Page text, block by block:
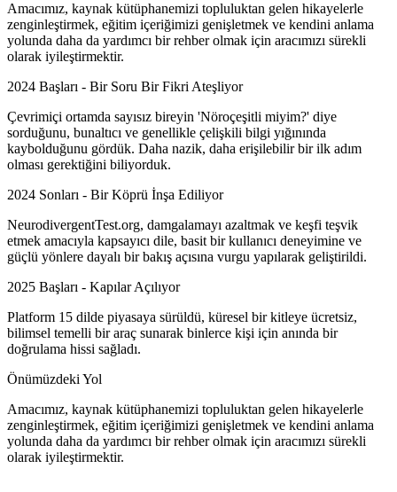
Amacımız, kaynak kütüphanemizi topluluktan gelen hikayelerle
zenginleştirmek, eğitim içeriğimizi genişletmek ve kendini anlama
yolunda daha da yardımcı bir rehber olmak için aracımızı sürekli
olarak iyileştirmektir.
2024 Başları - Bir Soru Bir Fikri Ateşliyor
Çevrimiçi ortamda sayısız bireyin 'Nöroçeşitli miyim?' diye
sorduğunu, bunaltıcı ve genellikle çelişkili bilgi yığınında
kaybolduğunu gördük. Daha nazik, daha erişilebilir bir ilk adım
olması gerektiğini biliyorduk.
2024 Sonları - Bir Köprü İnşa Ediliyor
NeurodivergentTest.org, damgalamayı azaltmak ve keşfi teşvik
etmek amacıyla kapsayıcı dile, basit bir kullanıcı deneyimine ve
güçlü yönlere dayalı bir bakış açısına vurgu yapılarak geliştirildi.
2025 Başları - Kapılar Açılıyor
Platform 15 dilde piyasaya sürüldü, küresel bir kitleye ücretsiz,
bilimsel temelli bir araç sunarak binlerce kişi için anında bir
doğrulama hissi sağladı.
Önümüzdeki Yol
Amacımız, kaynak kütüphanemizi topluluktan gelen hikayelerle
zenginleştirmek, eğitim içeriğimizi genişletmek ve kendini anlama
yolunda daha da yardımcı bir rehber olmak için aracımızı sürekli
olarak iyileştirmektir.